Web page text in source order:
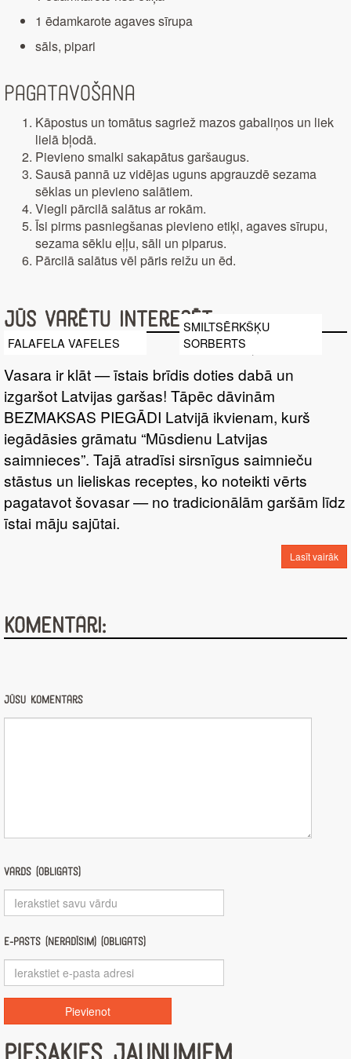
1 ēdamkarote agaves sīrupa
sāls, pipari
Pagatavošana
Kāpostus un tomātus sagriež mazos gabaliņos un liek
lielā bļodā.
Pievieno smalki sakapātus garšaugus.
Sausā pannā uz vidējas uguns apgrauzdē sezama
sēklas un pievieno salātiem.
Viegli pārcilā salātus ar rokām.
Īsi pirms pasniegšanas pievieno etiķi, agaves sīrupu,
sezama sēklu eļļu, sāli un piparus.
Pārcilā salātus vēl pāris reižu un ēd.
Jūs varētu interesēt
FALAFELA VAFELES
SMILTSĒRKŠĶU
SORBERTS
Vasara ir klāt — īstais brīdis doties dabā un
izgaršot Latvijas garšas! Tāpēc dāvinām
BEZMAKSAS PIEGĀDI Latvijā ikvienam, kurš
iegādāsies grāmatu “Mūsdienu Latvijas
saimnieces”. Tajā atradīsi sirsnīgus saimnieču
stāstus un lieliskas receptes, ko noteikti vērts
pagatavot šovasar — no tradicionālām garšām līdz
īstai māju sajūtai.
Lasīt vairāk
Komentāri:
Jūsu komentārs
Vārds (obligāts)
E-pasts (nerādīsim) (obligāts)